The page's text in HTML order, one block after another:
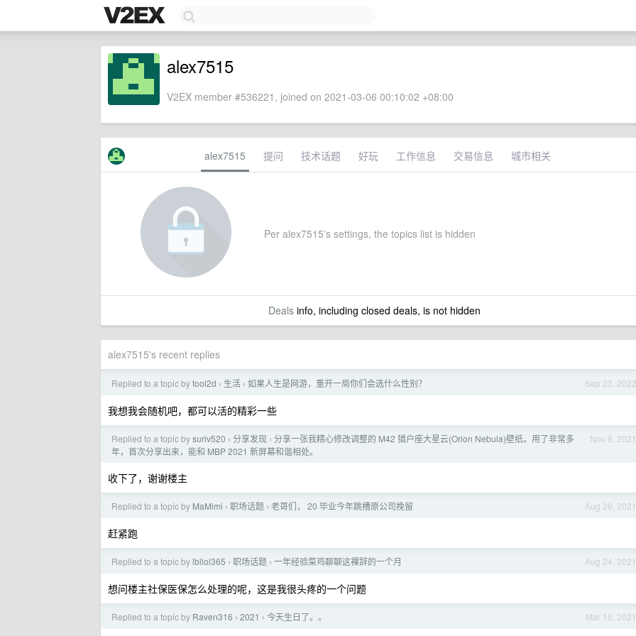
alex7515
V2EX member #536221, joined on 2021-03-06 00:10:02 +08:00
alex7515 提问 技术话题 好玩 工作信息 交易信息 城市相关
Per alex7515's settings, the topics list is hidden
Dealsinfo, including closed deals, is not hidden
alex7515's recent replies
Sep 23, 2022
Replied to a topic bytool2d › 生活 › 如果人生是网游，重开一局你们会选什么性别？
我想我会随机吧，都可以活的精彩一些
Nov 9, 2021
Replied to a topic bysuriv520 › 分享发现 › 分享一张我精心修改调整的 M42 猎户座大星云(Orion Nebula)壁纸。用了非常多
年，首次分享出来，能和 MBP 2021 新屏幕和谐相处。
收下了，谢谢楼主
Aug 26, 2021
Replied to a topic by MaMimi › 职场话题 › 老哥们， 20 毕业今年跳槽原公司挽留
赶紧跑
Aug 24, 2021
Replied to a topic by lbllol365 › 职场话题 › 一年经验菜鸡聊聊这裸辞的一个月
想问楼主社保医保怎么处理的呢，这是我很头疼的一个问题
Mar 16, 2021
Replied to a topic by Raven316 › 2021 › 今天生日了。。